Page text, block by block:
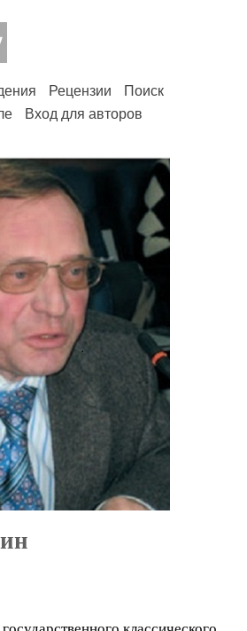
Рецензии
Поиск
Вход для авторов